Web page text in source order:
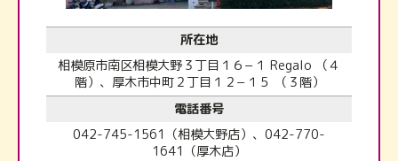
所在地
相模原市南区相模大野３丁目１６−１ Regalo （４
階）、厚木市中町２丁目１２−１５ （３階）
電話番号
042-745-1561（相模大野店）、042-770-
1641（厚木店）